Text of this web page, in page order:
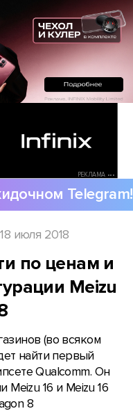
РЕКЛАМА •••
Telegram!
июля 2018
по ценам и
Meizu
(во всяком
найти первый
Qualcomm. Он
Meizu 16 и Meizu 16
8